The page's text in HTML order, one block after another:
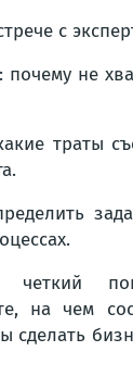
с
не
траты
четкий
на чем
сделать